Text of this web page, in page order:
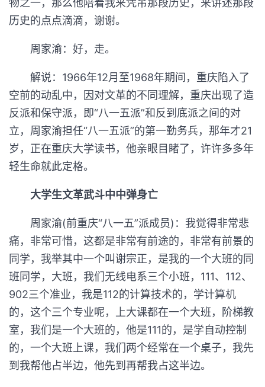
物之一，那么他陪着我来凭吊那段历史，来讲述那段
历史的点点滴滴，谢谢。
周家渝：好，走。
解说：1966年12月至1968年期间，重庆陷入了
空前的动乱中，因对文革的不同理解，重庆出现了造
反派和保守派，即“八一五派”和反到底派之间的对
立，周家渝担任“八一五派”的第一勤务兵，那年才21
岁，正在重庆大学读书，他亲眼目睹了，许许多多年
轻生命就此定格。
大学生文革武斗中中弹身亡
周家渝(前重庆“八一五”派成员)：我觉得非常悲
痛，非常可惜，这都是非常有前途的，非常有前景的
同学，我举其中一个叫谢宗正，是我的一个大班的同
班同学，大班，我们无线电系三个小班，111、112、
902三个准业，我是112的计算技术的，学计算机
的，这个三个专业呢，上大课都在一个大班，阶梯教
室，我们是一个大班的，他是111的，是学自动控制
的，一个大班上课，我们两个经常在一个桌子，我先
到我帮他占半边，他先到再帮我占这半边。